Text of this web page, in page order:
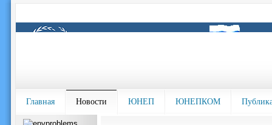
Главная Новости ЮНЕП ЮНЕПКОМ